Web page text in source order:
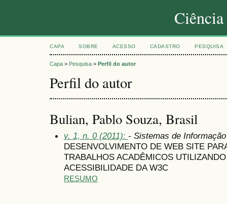
CAPA SOBRE ACESSO CADASTRO PESQUISA
Capa > Pesquisa > Perfil do autor
Perfil do autor
Bulian, Pablo Souza, Brasil
v. 1, n. 0 (2011): - Sistemas de
DESENVOLVIMENTO DE WEB SITE
TRABALHOS ACADÊMICOS
ACESSIBILIDADE DA W3C
RESUMO